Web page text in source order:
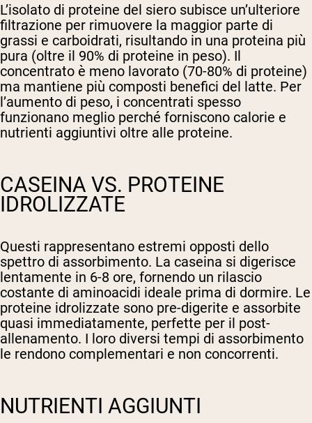
L’isolato di proteine del siero subisce un’ulteriore
filtrazione per rimuovere la maggior parte di
grassi e carboidrati, risultando in una proteina più
pura (oltre il 90% di proteine in peso). Il
concentrato è meno lavorato (70-80% di proteine)
ma mantiene più composti benefici del latte. Per
l’aumento di peso, i concentrati spesso
funzionano meglio perché forniscono calorie e
nutrienti aggiuntivi oltre alle proteine.
CASEINA VS. PROTEINE
IDROLIZZATE
Questi rappresentano estremi opposti dello
spettro di assorbimento. La caseina si digerisce
lentamente in 6-8 ore, fornendo un rilascio
costante di aminoacidi ideale prima di dormire. Le
proteine idrolizzate sono pre-digerite e assorbite
quasi immediatamente, perfette per il post-
allenamento. I loro diversi tempi di assorbimento
le rendono complementari e non concorrenti.
NUTRIENTI AGGIUNTI